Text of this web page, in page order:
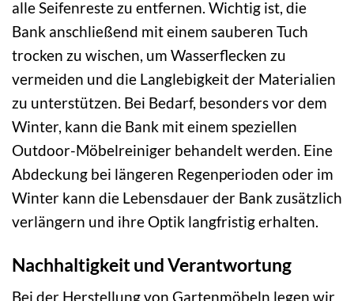
alle Seifenreste zu entfernen. Wichtig ist, die
Bank anschließend mit einem sauberen Tuch
trocken zu wischen, um Wasserflecken zu
vermeiden und die Langlebigkeit der Materialien
zu unterstützen. Bei Bedarf, besonders vor dem
Winter, kann die Bank mit einem speziellen
Outdoor-Möbelreiniger behandelt werden. Eine
Abdeckung bei längeren Regenperioden oder im
Winter kann die Lebensdauer der Bank zusätzlich
verlängern und ihre Optik langfristig erhalten.
Nachhaltigkeit und Verantwortung
Bei der Herstellung von Gartenmöbeln legen wir